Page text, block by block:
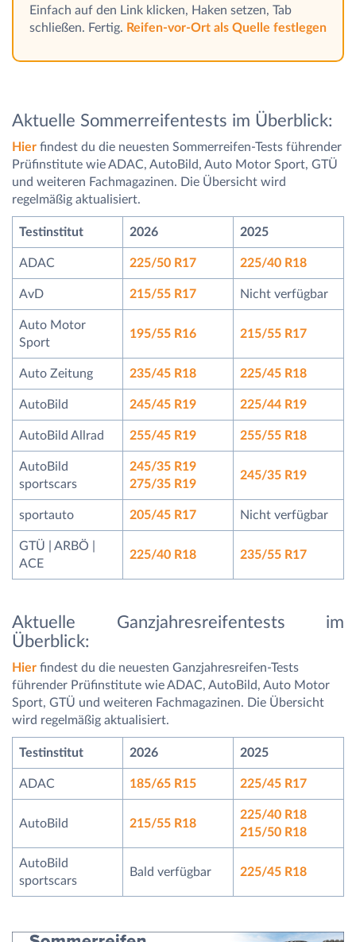
Einfach auf den Link klicken, Haken setzen, Tab
schließen. Fertig. Reifen-vor-Ort als Quelle festlegen
Aktuelle Sommerreifentests im Überblick:
Hier findest du die neuesten Sommerreifen-Tests führender
Prüfinstitute wie ADAC, AutoBild, Auto Motor Sport, GTÜ
und weiteren Fachmagazinen. Die Übersicht wird
regelmäßig aktualisiert.
Testinstitut 2026 2025
ADAC 225/50 R17 225/40 R18
AvD 215/55 R17 Nicht verfügbar
Auto Motor
Sport
195/55 R16 215/55 R17
Auto Zeitung 235/45 R18 225/45 R18
AutoBild 245/45 R19 225/44 R19
AutoBild Allrad 255/45 R19 255/55 R18
AutoBild
sportscars
245/35 R19
275/35 R19
245/35 R19
sportauto 205/45 R17 Nicht verfügbar
GTÜ | ARBÖ |
ACE
225/40 R18 235/55 R17
Aktuelle Ganzjahresreifentests im
Überblick:
Hier findest du die neuesten Ganzjahresreifen-Tests
führender Prüfinstitute wie ADAC, AutoBild, Auto Motor
Sport, GTÜ und weiteren Fachmagazinen. Die Übersicht
wird regelmäßig aktualisiert.
Testinstitut 2026 2025
ADAC 185/65 R15 225/45 R17
AutoBild 215/55 R18
225/40 R18
215/50 R18
AutoBild
sportscars
Bald verfügbar 225/45 R18